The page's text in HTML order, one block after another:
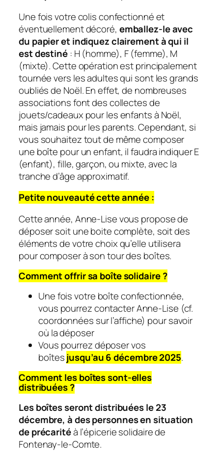
Une fois votre colis confectionné et
éventuellement décoré, emballez-le avec
du papier et indiquez clairement à qui il
est destiné: H (homme), F (femme), M
(mixte). Cette opération est principalement
tournée vers les adultes qui sont les grands
oubliés de Noël. En effet, de nombreuses
associations font des collectes de
jouets/cadeaux pour les enfants à Noël,
mais jamais pour les parents. Cependant, si
vous souhaitez tout de même composer
une boîte pour un enfant, il faudra indiquer E
(enfant), fille, garçon, ou mixte, avec la
tranche d’âge approximatif.
Petite nouveauté cette année :
Cette année, Anne-Lise vous propose de
déposer soit une boite complète, soit des
éléments de votre choix qu’elle utilisera
pour composer à son tour des boîtes.
Comment offrir sa boîte solidaire ?
Une fois votre boîte confectionnée,
vous pourrez contacter Anne-Lise (cf.
coordonnées sur l’affiche) pour savoir
où la déposer
Vous pourrez déposer vos
boîtesjusqu’au 6 décembre 2025.
Comment les boîtes sont-elles
distribuées ?
Les boîtes seront distribuées le 23
décembre, à des personnes en situation
de précaritéà l’épicerie solidaire de
Fontenay-le-Comte.